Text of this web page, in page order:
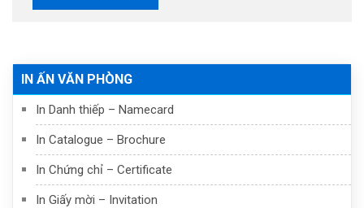
IN ẤN VĂN PHÒNG
In Danh thiếp – Namecard
In Catalogue – Brochure
In Chứng chỉ – Certificate
In Giấy mời – Invitation